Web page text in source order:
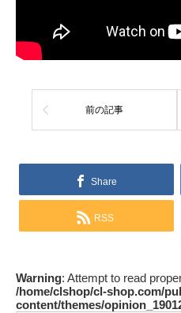
前の記事
Share
RSS
Warning: Attempt to read
/home/clshop/cl-shop.com/
content/themes/